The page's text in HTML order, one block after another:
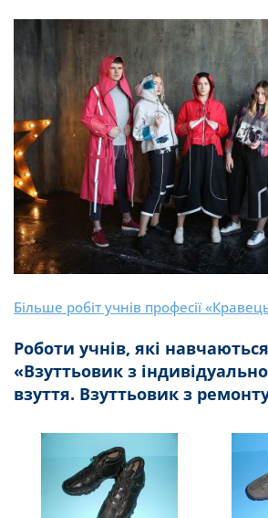
Більше робіт учнів професії
Роботи учнів, які
«Взуттьовик з
взуття. Взуттьовик з